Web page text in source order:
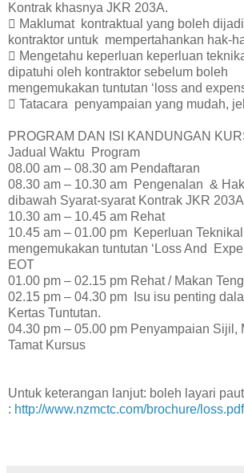
Kontrak khasnya JKR 203A.
 Maklumat kontraktual yang boleh
kontraktor untuk mempertahankan hak-
 Mengetahu keperluan keperluan
dipatuhi oleh kontraktor sebelum boleh
mengemukakan tuntutan ‘loss and
 Tatacara penyampaian yang mudah,
PROGRAM DAN ISI KANDUNGAN
Jadual Waktu Program
08.00 am – 08.30 am Pendaftaran
08.30 am – 10.30 am Pengenalan &
dibawah Syarat-syarat Kontrak JKR 203A
10.30 am – 10.45 am Rehat
10.45 am – 01.00 pm Keperluan
mengemukakan tuntutan ‘Loss And
EOT
01.00 pm – 02.15 pm Rehat / Makan
02.15 pm – 04.30 pm Isu isu penting
Kertas Tuntutan.
04.30 pm – 05.00 pm Penyampaian Sijil,
Tamat Kursus
Untuk keterangan lanjut: boleh layari
: http://www.nzmctc.com/brochure/loss.pdf